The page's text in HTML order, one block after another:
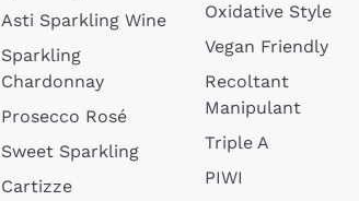
Asti Sparkling Wine
Sparkling
Chardonnay
Prosecco Rosé
Sweet Sparkling
Cartizze
Oxidative Style
Vegan Friendly
Recoltant
Manipulant
Triple A
PIWI